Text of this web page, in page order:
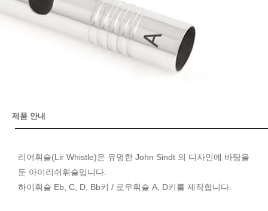
제품 안내
리어휘슬(Lir Whistle)은 유명한 John Sindt 의 디자인에 바탕을
둔 아이리쉬휘슬입니다.
하이휘슬 Eb, C, D, Bb키 / 로우휘슬 A, D키를 제작합니다.